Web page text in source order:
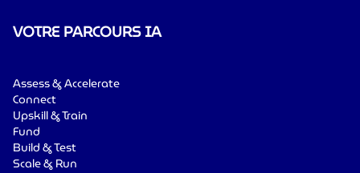
VOTRE PARCOURS IA
Assess & Accelerate
Connect
Upskill & Train
Fund
Build & Test
Scale & Run